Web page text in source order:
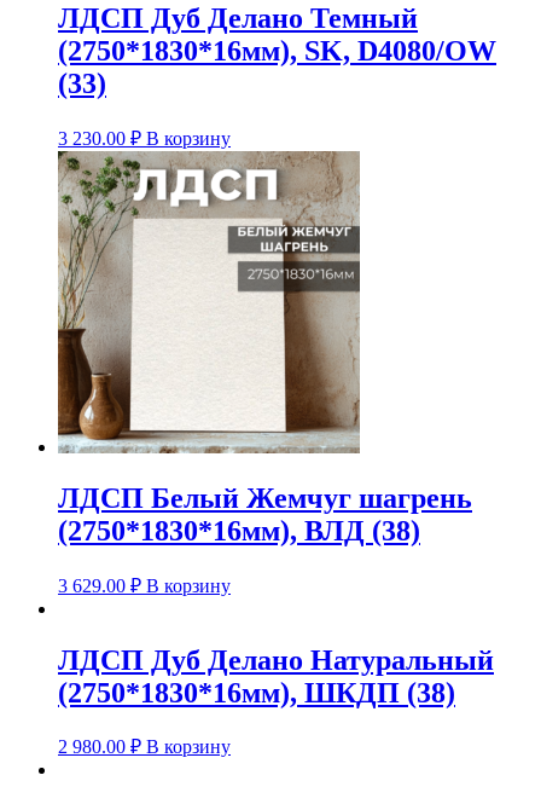
ЛДСП Дуб Делано Темный
(2750*1830*16мм), SK, D4080/OW
(33)
3 230.00 ₽ В корзину
ЛДСП Белый Жемчуг шагрень
(2750*1830*16мм), ВЛД (38)
3 629.00 ₽ В корзину
ЛДСП Дуб Делано Натуральный
(2750*1830*16мм), ШКДП (38)
2 980.00 ₽ В корзину